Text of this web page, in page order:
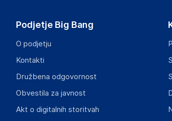
Produktni dokumenti z opozorili ter
izdelkom.
Podjetje Big Bang
O podjetju
Kontakti
Družbena odgovornost
Obvestila za javnost
Akt o digitalnih storitvah